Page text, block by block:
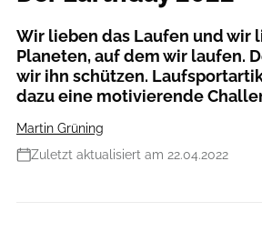
Wir lieben das Laufen und wir
Planeten, auf dem wir laufen.
wir ihn schützen.
dazu eine motivierende
Martin Grüning
Zuletzt aktualisiert am 22.04.2022